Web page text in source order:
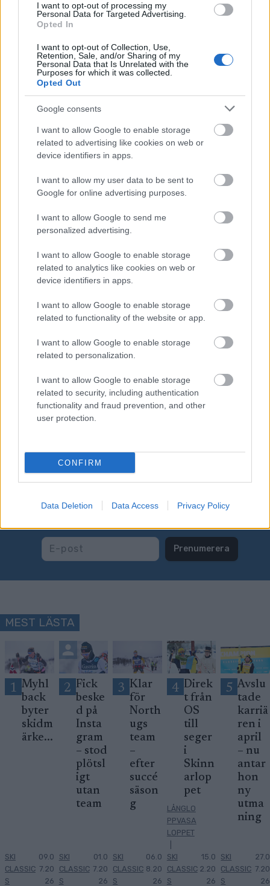
I want to opt-out of processing my
Personal Data for Targeted Advertising.
Opted In
I want to opt-out of Collection, Use,
Retention, Sale, and/or Sharing of my
Personal Data that Is Unrelated with the
Purposes for which it was collected.
Opted Out
Google consents
I want to allow Google to enable storage
related to advertising like cookies on web or
device identifiers in apps.
I want to allow my user data to be sent to
Google for online advertising purposes.
I want to allow Google to send me
personalized advertising.
I want to allow Google to enable storage
related to analytics like cookies on web or
device identifiers in apps.
I want to allow Google to enable storage
related to functionality of the website or app.
I want to allow Google to enable storage
related to personalization.
I want to allow Google to enable storage
related to security, including authentication
functionality and fraud prevention, and other
user protection.
CONFIRM
Data Deletion Data Access Privacy Policy
Event 10: Presenteras 13 juni klockan 11.00
Event 12: Presenteras 15 juni klockan 11.00
Event 13: Presenteras 17 juni klockan 11.00
Event 14: Presenteras 17 juni klockan 11.00
Full Season Presenteras 17 juni klockan 16.00
du hitta påskiclassics.com
Få tillgång till videos och alla sändningar från
säsong XII genomSC Play.
Som medlem på langd.se, får du full tillgång till
allt material på sajten och livestreaming av Ski
community inom längdåkning kommer du få
många exklusiva erbjudanden hela året runt.
Prenumerera på vårt nyhetsbrev
Prenumerera
MEST LÄSTA
1 Myhl
back
byter
skidm
ärke...
SKI
CLASSIC
S
09.0
7.20
26
2 Fick
beske
d på
Insta
gram
– stod
plötsl
igt
utan
team
SKI
CLASSIC
S
01.0
7.20
26
3 Klar
för
North
ugs
team
–
efter
succé
säson
g
SKI
CLASSIC
S
06.0
8.20
26
4 Direk
t från
OS
till
seger
i
Skinn
arlop
pet
LÅNGLO
PPVASA
LOPPET
SKI
CLASSIC
S
15.0
2.20
26
5 Avslu
tade
karriä
ren i
april
– nu
antar
hon
ny
utma
ning
SKI
CLASSIC
S
27.0
7.20
26